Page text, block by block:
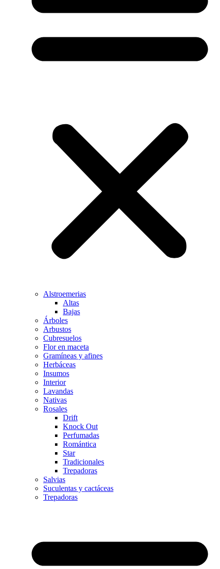
Alstroemerias
Altas
Bajas
Árboles
Arbustos
Cubresuelos
Flor en maceta
Gramíneas y afines
Herbáceas
Insumos
Interior
Lavandas
Nativas
Rosales
Drift
Knock Out
Perfumadas
Romántica
Star
Tradicionales
Trepadoras
Salvias
Suculentas y cactáceas
Trepadoras